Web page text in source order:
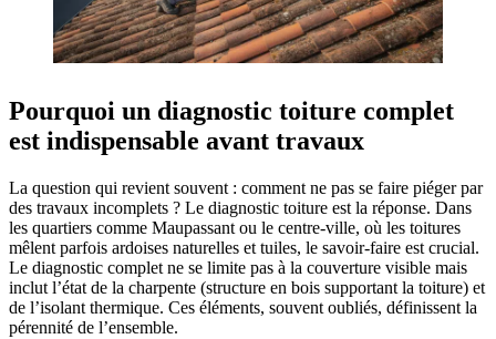
Pourquoi un diagnostic toiture complet
est indispensable avant travaux
La question qui revient souvent : comment ne pas se faire piéger par
des travaux incomplets ? Le diagnostic toiture est la réponse. Dans
les quartiers comme Maupassant ou le centre-ville, où les toitures
mêlent parfois ardoises naturelles et tuiles, le savoir-faire est crucial.
Le diagnostic complet ne se limite pas à la couverture visible mais
inclut l’état de la charpente (structure en bois supportant la toiture) et
de l’isolant thermique. Ces éléments, souvent oubliés, définissent la
pérennité de l’ensemble.